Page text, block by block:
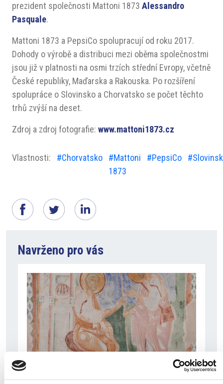
prezident společnosti Mattoni 1873 Alessandro
Pasquale.
Mattoni 1873 a PepsiCo spolupracují od roku 2017.
Dohody o výrobě a distribuci mezi oběma společnostmi
jsou již v platnosti na osmi trzích střední Evropy, včetně
České republiky, Maďarska a Rakouska. Po rozšíření
spolupráce o Slovinsko a Chorvatsko se počet těchto
trhů zvýší na deset.
Zdroj a zdroj fotografie: www.mattoni1873.cz
Vlastnosti: #Chorvatsko
#Mattoni
1873
#PepsiCo
Navrženo pro vás